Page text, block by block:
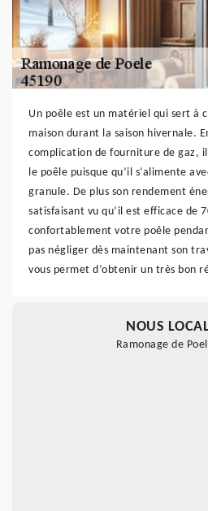
Un poêle est un matériel qui sert à
maison durant la saison hivernale.
complication de fourniture de gaz,
le poêle puisque qu’il s’alimente
granule. De plus son rendement
satisfaisant vu qu’il est efficace de
confortablement votre poêle
pas négliger dès maintenant son
vous permet d’obtenir un très bon
NOUS
Ramonage de